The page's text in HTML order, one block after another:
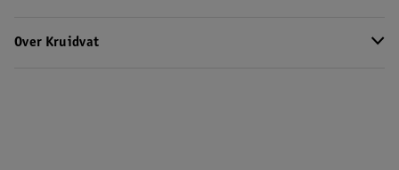
Over Kruidvat